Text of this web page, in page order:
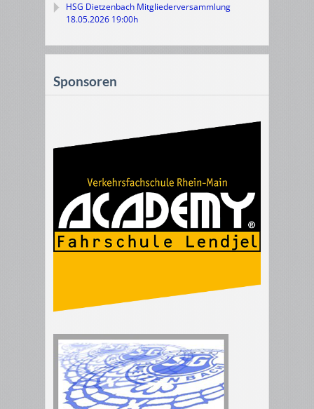
HSG Dietzenbach Mitgliederversammlung
18.05.2026 19:00h
Sponsoren